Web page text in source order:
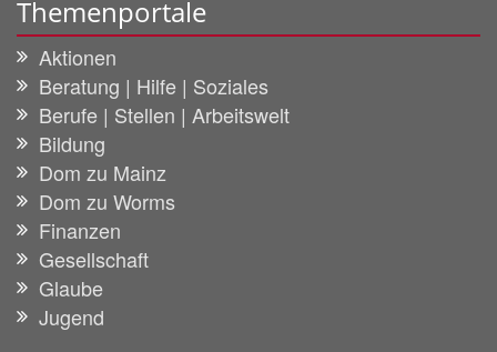
Themenportale
Aktionen
Beratung | Hilfe | Soziales
Berufe | Stellen | Arbeitswelt
Bildung
Dom zu Mainz
Dom zu Worms
Finanzen
Gesellschaft
Glaube
Jugend